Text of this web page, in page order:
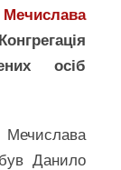
Мечислава
осіб
Данило